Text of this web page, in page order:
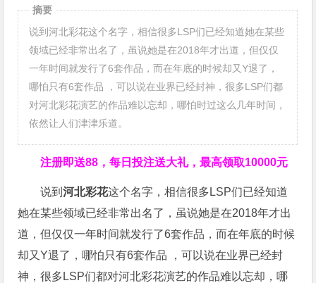
摘要
说到河北彩花这个名字，相信很多LSP们已经知道她在某些
领域已经非常出名了，虽说她是在2018年才出道，但仅仅
一年时间就发行了6套作品，而在年底的时候却又Y退了，
哪怕只有6套作品 ，可以说在业界已经封神，很多LSP们都
对河北彩花演艺的作品难以忘却，哪怕时过这么几年时间，
依然让人们津津乐道。
注册即送88，每日投注送大礼，最高领取10000元
说到河北彩花这个名字，相信很多LSP们已经知道
她在某些领域已经非常出名了，虽说她是在2018年才出
道，但仅仅一年时间就发行了6套作品，而在年底的时候
却又Y退了，哪怕只有6套作品 ，可以说在业界已经封
神，很多LSP们都对河北彩花演艺的作品难以忘却，哪